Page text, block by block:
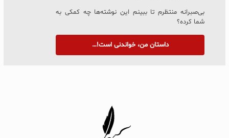
بی‌صبرانه منتظرم تا ببینم این نوشته‌ها چه کمکی به
شما کرده؟
داستان من، خواندنی است!…